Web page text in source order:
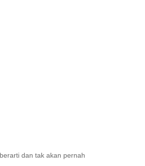
dan tak akan pernah